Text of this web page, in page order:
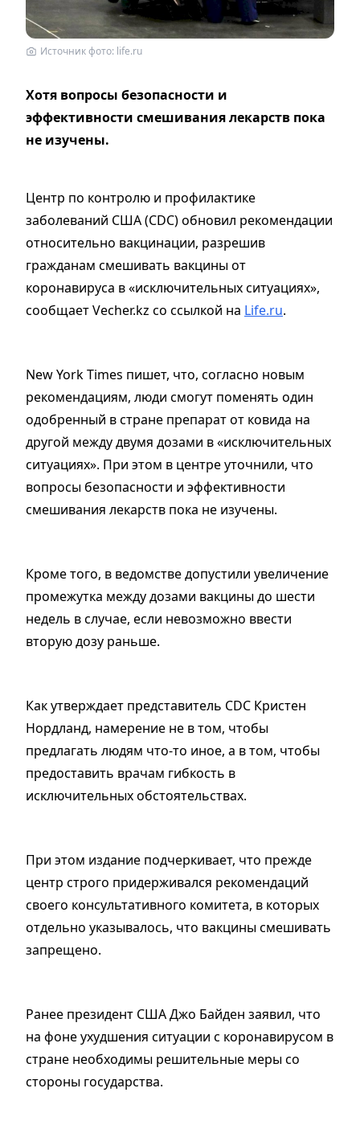
Источник фото: life.ru
Хотя вопросы безопасности и
эффективности смешивания лекарств пока
не изучены.
Центр по контролю и профилактике
заболеваний США (CDC) обновил рекомендации
относительно вакцинации, разрешив
гражданам смешивать вакцины от
коронавируса в «исключительных ситуациях»,
сообщает Vecher.kz со ссылкой на Life.ru.
New York Times пишет, что, согласно новым
рекомендациям, люди смогут поменять один
одобренный в стране препарат от ковида на
другой между двумя дозами в «исключительных
ситуациях». При этом в центре уточнили, что
вопросы безопасности и эффективности
смешивания лекарств пока не изучены.
Кроме того, в ведомстве допустили увеличение
промежутка между дозами вакцины до шести
недель в случае, если невозможно ввести
вторую дозу раньше.
Как утверждает представитель CDC Кристен
Нордланд, намерение не в том, чтобы
предлагать людям что-то иное, а в том, чтобы
предоставить врачам гибкость в
исключительных обстоятельствах.
При этом издание подчеркивает, что прежде
центр строго придерживался рекомендаций
своего консультативного комитета, в которых
отдельно указывалось, что вакцины смешивать
запрещено.
Ранее президент США Джо Байден заявил, что
на фоне ухудшения ситуации с коронавирусом в
стране необходимы решительные меры со
стороны государства.